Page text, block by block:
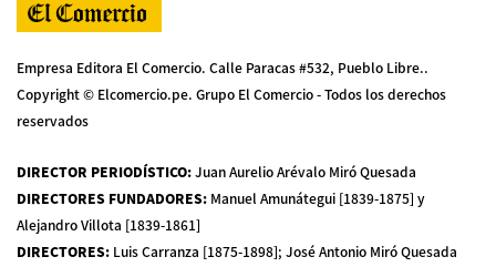
Empresa Editora El Comercio. Calle Paracas #532, Pueblo Libre..
Copyright © Elcomercio.pe. Grupo El Comercio - Todos los derechos
reservados
DIRECTOR PERIODÍSTICO:Juan Aurelio Arévalo Miró Quesada
DIRECTORES FUNDADORES: Manuel Amunátegui [1839-1875] y
Alejandro Villota [1839-1861]
DIRECTORES: Luis Carranza [1875-1898]; José Antonio Miró Quesada